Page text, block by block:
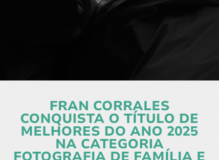
FRAN CORRALES
CONQUISTA O TÍTULO DE
MELHORES DO ANO 2025
NA CATEGORIA